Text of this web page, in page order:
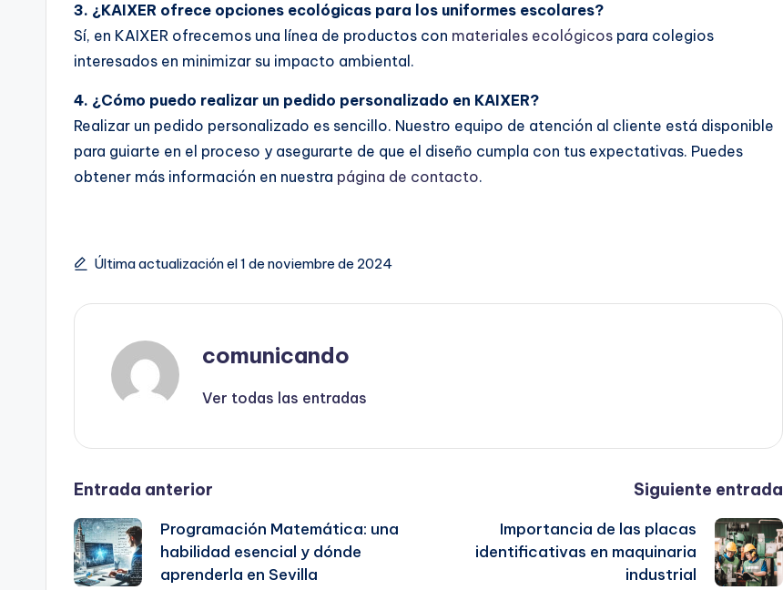
3. ¿KAIXER ofrece opciones ecológicas para los uniformes escolares?
Sí, en KAIXER ofrecemos una línea de productos con materiales ecológicos para colegios
interesados en minimizar su impacto ambiental.
4. ¿Cómo puedo realizar un pedido personalizado en KAIXER?
Realizar un pedido personalizado es sencillo. Nuestro equipo de atención al cliente está disponible
para guiarte en el proceso y asegurarte de que el diseño cumpla con tus expectativas. Puedes
obtener más información en nuestra página de contacto.
Última actualización el 1 de noviembre de 2024
comunicando
Ver todas las entradas
Navegación
de
Entrada anterior
Programación Matemática: una
habilidad esencial y dónde
aprenderla en Sevilla
Siguiente entrada
Importancia de las placas
identificativas en maquinaria
industrial